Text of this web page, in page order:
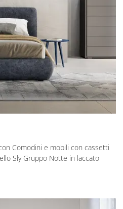
Comodini e mobili con cassetti
Sly Gruppo Notte in laccato